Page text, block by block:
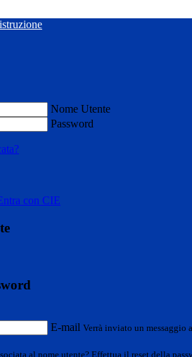
Nome Utente
Password
con CIE
E-mail Verrà inviato un
al nome utente? Effettua il reset della